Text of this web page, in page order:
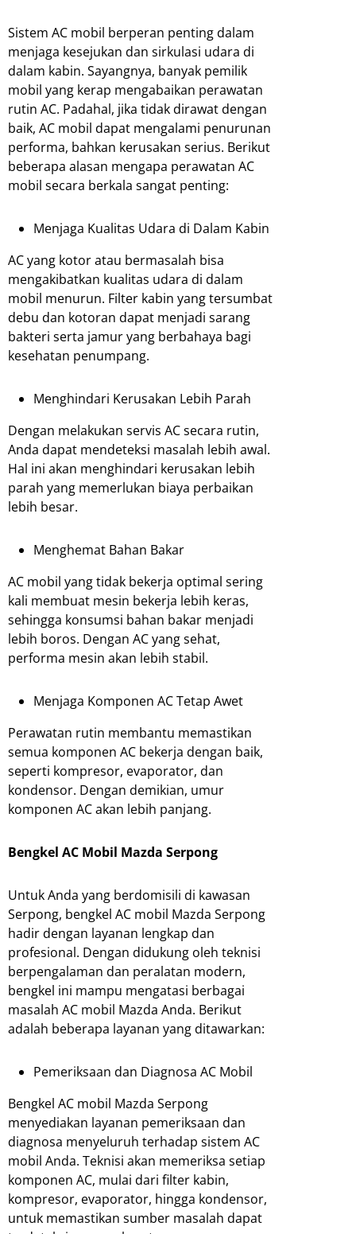
Sistem AC mobil berperan penting dalam
menjaga kesejukan dan sirkulasi udara di
dalam kabin. Sayangnya, banyak pemilik
mobil yang kerap mengabaikan perawatan
rutin AC. Padahal, jika tidak dirawat dengan
baik, AC mobil dapat mengalami penurunan
performa, bahkan kerusakan serius. Berikut
beberapa alasan mengapa perawatan AC
mobil secara berkala sangat penting:
Menjaga Kualitas Udara di Dalam Kabin
AC yang kotor atau bermasalah bisa
mengakibatkan kualitas udara di dalam
mobil menurun. Filter kabin yang tersumbat
debu dan kotoran dapat menjadi sarang
bakteri serta jamur yang berbahaya bagi
kesehatan penumpang.
Menghindari Kerusakan Lebih Parah
Dengan melakukan servis AC secara rutin,
Anda dapat mendeteksi masalah lebih awal.
Hal ini akan menghindari kerusakan lebih
parah yang memerlukan biaya perbaikan
lebih besar.
Menghemat Bahan Bakar
AC mobil yang tidak bekerja optimal sering
kali membuat mesin bekerja lebih keras,
sehingga konsumsi bahan bakar menjadi
lebih boros. Dengan AC yang sehat,
performa mesin akan lebih stabil.
Menjaga Komponen AC Tetap Awet
Perawatan rutin membantu memastikan
semua komponen AC bekerja dengan baik,
seperti kompresor, evaporator, dan
kondensor. Dengan demikian, umur
komponen AC akan lebih panjang.
Bengkel AC Mobil Mazda Serpong
Untuk Anda yang berdomisili di kawasan
Serpong, bengkel AC mobil Mazda Serpong
hadir dengan layanan lengkap dan
profesional. Dengan didukung oleh teknisi
berpengalaman dan peralatan modern,
bengkel ini mampu mengatasi berbagai
masalah AC mobil Mazda Anda. Berikut
adalah beberapa layanan yang ditawarkan:
Pemeriksaan dan Diagnosa AC Mobil
Bengkel AC mobil Mazda Serpong
menyediakan layanan pemeriksaan dan
diagnosa menyeluruh terhadap sistem AC
mobil Anda. Teknisi akan memeriksa setiap
komponen AC, mulai dari filter kabin,
kompresor, evaporator, hingga kondensor,
untuk memastikan sumber masalah dapat